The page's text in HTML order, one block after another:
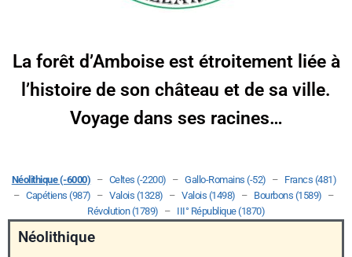
La forêt d’Amboise est étroitement liée à
l’histoire de son château et de sa ville.
Voyage dans ses racines…
Néolithique (-6000) – Celtes (-2200) –Gallo-Romains (-52) – Francs (481)
–Capétiens (987) –Valois (1328) –Valois (1498) – Bourbons (1589) –
Révolution (1789) – III° République (1870)
Néolithique